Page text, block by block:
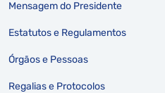
Mensagem do Presidente
Estatutos e Regulamentos
Órgãos e Pessoas
Regalias e Protocolos